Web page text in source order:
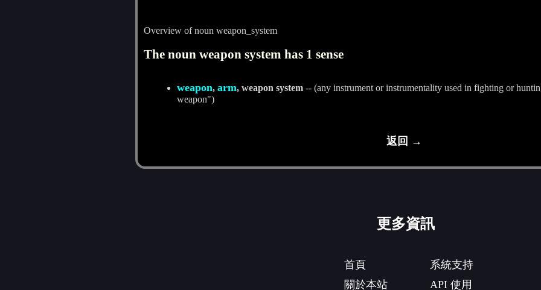
Overview of noun weapon_system
The noun weapon system has 1 sense
weapon, arm, weapon system-- (any instrument or instrumentality used in fighting or
weapon")
返回 →
更多資訊
首頁
關於本站
系統支持
API 使用